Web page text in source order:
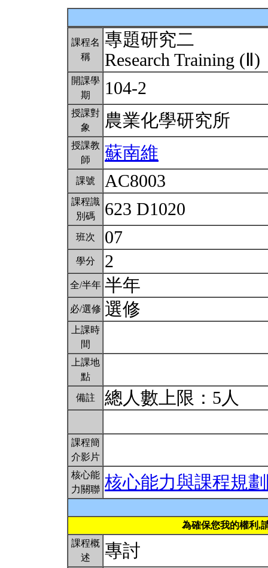
課程名
稱
專題研究二
Research Training (Ⅱ)
開課學
期
104-2
授課對
象
農業化學研究所
授課教
師
蘇南維
課號 AC8003
課程識
別碼
623 D1020
班次 07
學分 2
全/半年 半年
必/選修 選修
上課時
間
上課地
點
備註 總人數上限：5人
課程簡
介影片
核心能
力關聯 核心能力與課程規
為確保您我的權利,
課程概
述
專討